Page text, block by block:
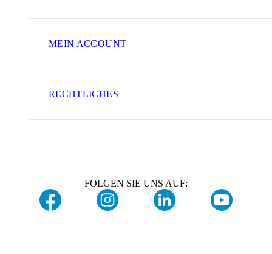
MEIN ACCOUNT
RECHTLICHES
FOLGEN SIE UNS AUF: